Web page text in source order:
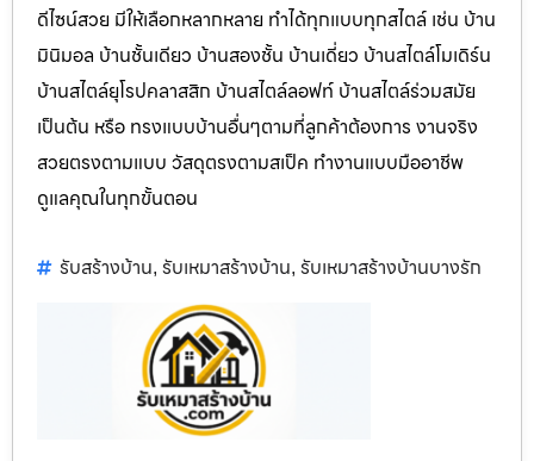
ดีไซน์สวย มีให้เลือกหลากหลาย ทำได้ทุกแบบทุกสไตล์ เช่น บ้าน
มินิมอล บ้านชั้นเดียว บ้านสองชั้น บ้านเดี่ยว บ้านสไตล์โมเดิร์น
บ้านสไตล์ยุโรปคลาสสิก บ้านสไตล์ลอฟท์ บ้านสไตล์ร่วมสมัย
เป็นต้น หรือ ทรงแบบบ้านอื่นๆตามที่ลูกค้าต้องการ งานจริง
สวยตรงตามแบบ วัสดุตรงตามสเป็ค ทำงานแบบมืออาชีพ
ดูแลคุณในทุกขั้นตอน
รับสร้างบ้าน, รับเหมาสร้างบ้าน, รับเหมาสร้างบ้านบางรัก